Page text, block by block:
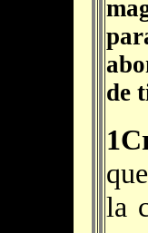
de
la